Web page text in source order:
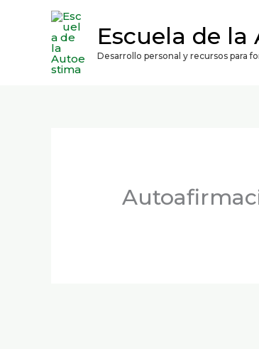
contenido
contenido
Escuela de
Desarrollo personal y recursos para